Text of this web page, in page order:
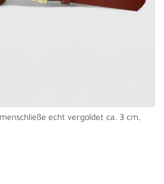
echt vergoldet ca. 3 cm,